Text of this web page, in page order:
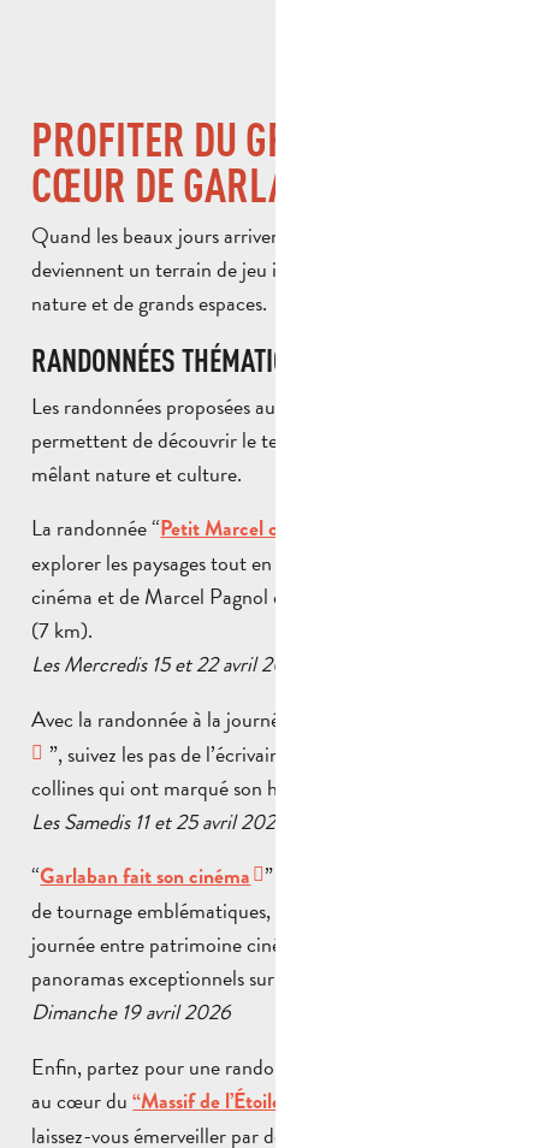
PROFITER DU GRAND AIR AU
CŒUR DE GARLABAN
Quand les beaux jours arrivent, les collines de Garlaban
deviennent un terrain de jeu idéal pour les amateurs de
nature et de grands espaces.
RANDONNÉES THÉMATIQUES
Les randonnées proposées autour d’Aubagne
permettent de découvrir le territoire autrement, en
mêlant nature et culture.
La randonnée “Petit Marcel cinéaste en herbe
explorer les paysages tout en s’initiant à l’univers du
cinéma et de Marcel Pagnol durant une demi-journée
(7 km).
Les Mercredis 15 et 22 avril 2026
Avec la randonnée à la journée “
”, suivez les pas de l’écrivain durant 9 km à travers les
collines qui ont marqué son histoire.
Les Samedis 11 et 25 avril 2026
“Garlaban fait son cinéma ” vous plonge dans les décors
de tournage emblématiques, pour une randonnée à la
journée entre patrimoine cinématographique et
panoramas exceptionnels sur 12 km.
Dimanche 19 avril 2026
Enfin, partez pour une randonnée sportive à la journée
au cœur du“Massif de l’Étoile – Le Bau Trauqa”
laissez-vous émerveiller par des panoramas